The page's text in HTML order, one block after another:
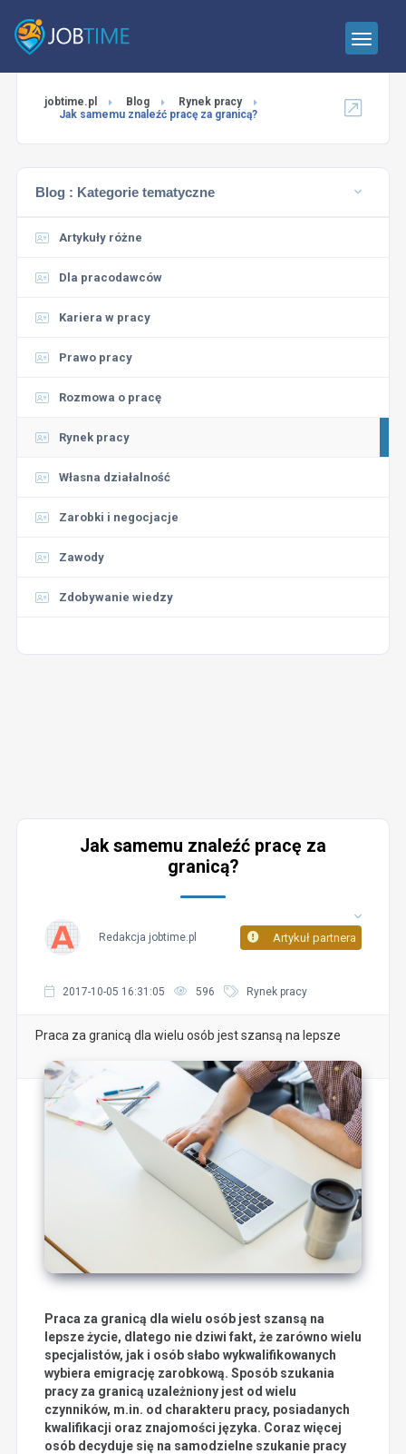
jobtime.pl Blog
Rynek pracy
Jak samemu znaleźć pracę za granicą?
Blog : Kategorie tematyczne
Artykuły różne
Dla pracodawców
Kariera w pracy
Prawo pracy
Rozmowa o pracę
Rynek pracy
Własna działalność
Zarobki i negocjacje
Zawody
Zdobywanie wiedzy
Jak samemu znaleźć pracę za
granicą?
Artykuł partnera
Redakcja jobtime.pl
2017-10-05 16:31:05 596 Rynek pracy
Praca za granicą dla wielu osób jest szansą na lepsze
Praca za granicą dla wielu osób jest szansą na
lepsze życie, dlatego nie dziwi fakt, że zarówno wielu
specjalistów, jak i osób słabo wykwalifikowanych
wybiera emigrację zarobkową. Sposób szukania
pracy za granicą uzależniony jest od wielu
czynników, m.in. od charakteru pracy, posiadanych
kwalifikacji oraz znajomości języka. Coraz więcej
osób decyduje się na samodzielne szukanie pracy